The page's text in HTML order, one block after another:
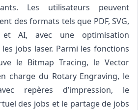
Les utilisateurs peuvent
des formats tels que PDF, SVG,
et AI, avec une optimisation
jobs laser. Parmi les fonctions
le Bitmap Tracing, le Vector
charge du Rotary Engraving, le
repères d’impression, le
des jobs et le partage de jobs